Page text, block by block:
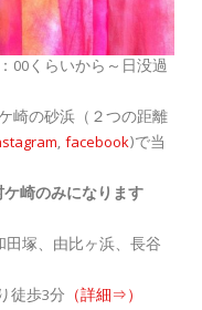
00くらいから～日没過
崎の砂浜（２つの距離
,facebook)で当
崎のみになります
塚、由比ヶ浜、長谷
歩3分 （詳細⇒）